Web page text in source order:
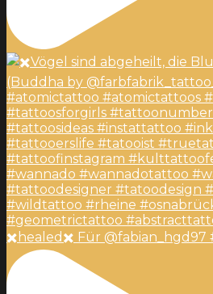
✖️healed✖️ Für @fabian_hgd97